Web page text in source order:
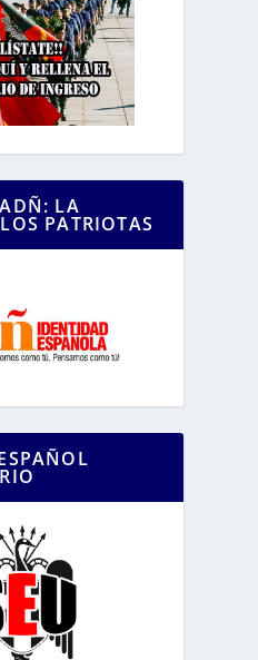
LA
PATRIOTAS